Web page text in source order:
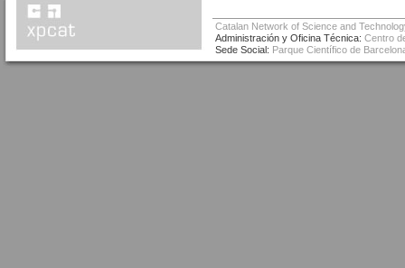
Catalan Network of Science and
Administración y Oficina Técnica: Centro
Sede Social: Parque Científico de